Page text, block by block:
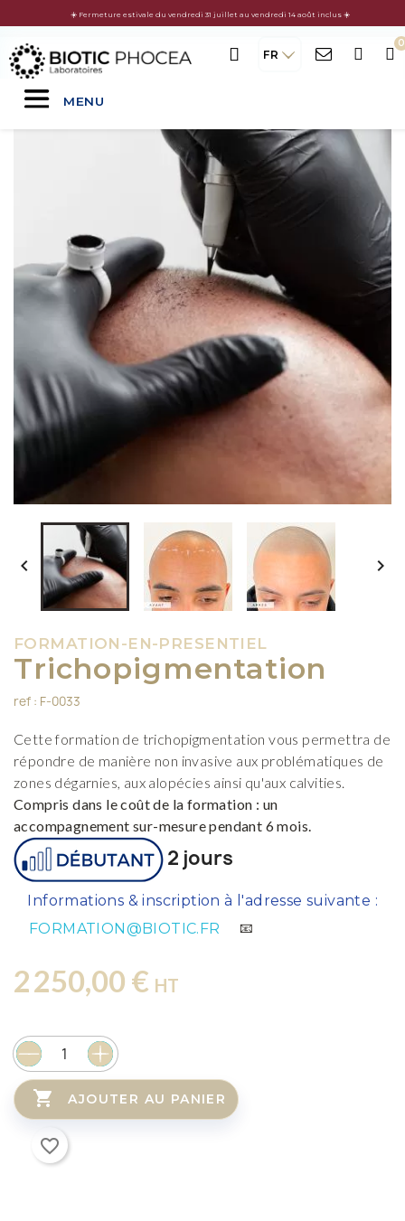
☀️ Fermeture estivale du vendredi 31 juillet au vendredi 14 août inclus ☀️
FR
MENU
 
FORMATION-EN-PRESENTIEL
Trichopigmentation
ref : F-0033
Cette formation de trichopigmentation vous permettra de
répondre de manière non invasive aux problématiques de
zones dégarnies, aux alopécies ainsi qu'aux calvities.
Compris dans le coût de la formation : un
accompagnement sur-mesure pendant 6 mois.
2 jours
Informations & inscription à l'adresse suivante :
FORMATION@BIOTIC.FR
📧
2 250,00 € HT
 AJOUTER AU PANIER
favorite_border